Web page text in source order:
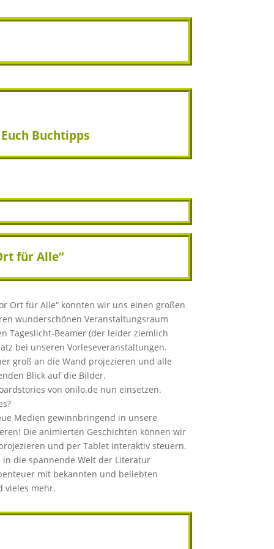
Buchtipps
für Alle“
Ort für Alle“ konnten wir uns einen großen
wunderschönen Veranstaltungsraum
Tageslicht-Beamer (der leider ziemlich
bei unseren Vorleseveranstaltungen.
groß an die Wand projezieren und alle
Blick auf die Bilder.
von onilo.de nun einsetzen.
Medien gewinnbringend in unsere
Die animierten Geschichten können wir
und per Tablet interaktiv steuern.
die spannende Welt der Literatur
mit bekannten und beliebten
vieles mehr.